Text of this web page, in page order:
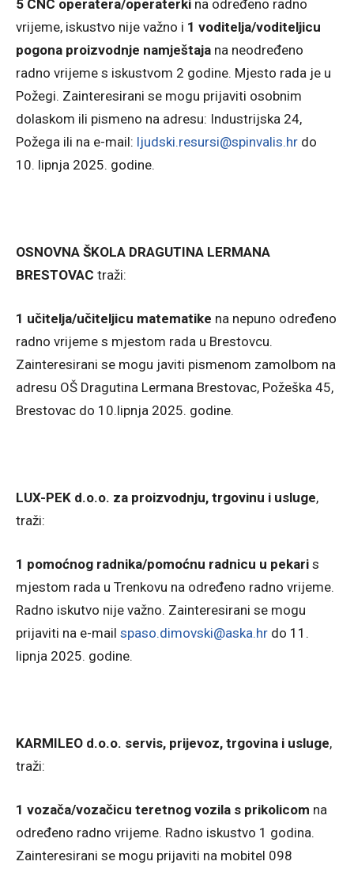
5 CNC operatera/operaterki na određeno radno
vrijeme, iskustvo nije važno i 1 voditelja/voditeljicu
pogona proizvodnje namještaja na neodređeno
radno vrijeme s iskustvom 2 godine. Mjesto rada je u
Požegi. Zainteresirani se mogu prijaviti osobnim
dolaskom ili pismeno na adresu: Industrijska 24,
Požega ili na e-mail: ljudski.resursi@spinvalis.hr do
10. lipnja 2025. godine.
OSNOVNA ŠKOLA DRAGUTINA LERMANA
BRESTOVAC traži:
1 učitelja/učiteljicu matematike na nepuno određeno
radno vrijeme s mjestom rada u Brestovcu.
Zainteresirani se mogu javiti pismenom zamolbom na
adresu OŠ Dragutina Lermana Brestovac, Požeška 45,
Brestovac do 10.lipnja 2025. godine.
LUX-PEK d.o.o. za proizvodnju, trgovinu i usluge,
traži:
1 pomoćnog radnika/pomoćnu radnicu u pekari s
mjestom rada u Trenkovu na određeno radno vrijeme.
Radno iskutvo nije važno. Zainteresirani se mogu
prijaviti na e-mail spaso.dimovski@aska.hr do 11.
lipnja 2025. godine.
KARMILEO d.o.o. servis, prijevoz, trgovina i usluge,
traži:
1 vozača/vozačicu teretnog vozila s prikolicom na
određeno radno vrijeme. Radno iskustvo 1 godina.
Zainteresirani se mogu prijaviti na mobitel 098